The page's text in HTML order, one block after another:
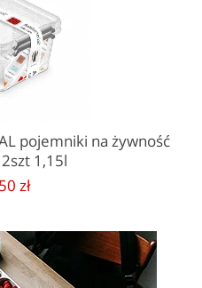
pojemniki na żywność
1,15l
zł